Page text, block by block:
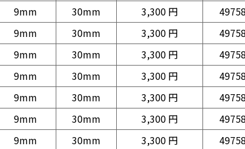
9mm 30mm 3,300 円
9mm 30mm 3,300 円
9mm 30mm 3,300 円
9mm 30mm 3,300 円
9mm 30mm 3,300 円
9mm 30mm 3,300 円
9mm 30mm 3,300 円